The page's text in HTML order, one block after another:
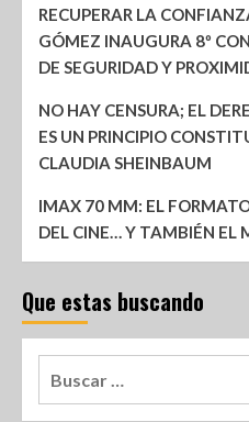
RECUPERAR LA
GÓMEZ INAUGURA 8º
DE SEGURIDAD Y
NO HAY CENSURA; EL
ES UN PRINCIPIO
CLAUDIA SHEINBAUM
IMAX 70 MM: EL
DEL CINE… Y TAMBIÉN EL
Que estas buscando